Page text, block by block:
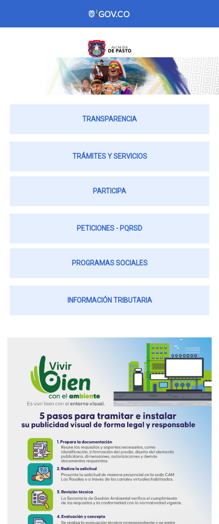
TRANSPARENCIA
TRÁMITES Y SERVICIOS
PARTICIPA
PETICIONES - PQRSD
PROGRAMAS SOCIALES
INFORMACIÓN TRIBUTARIA